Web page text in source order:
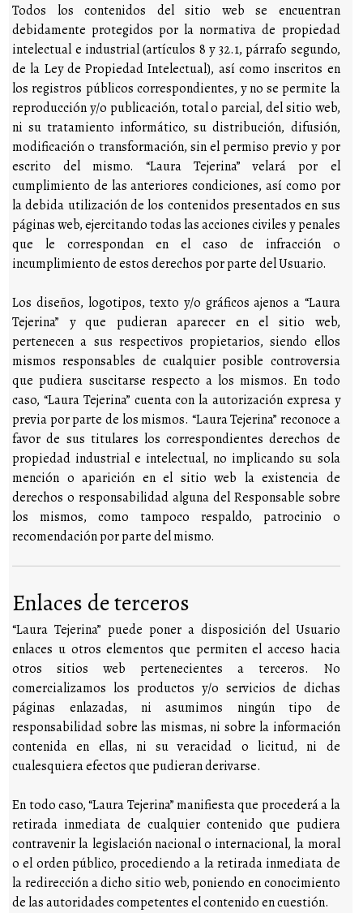
Todos los contenidos del sitio web se encuentran
debidamente protegidos por la normativa de propiedad
intelectual e industrial (artículos 8 y 32.1, párrafo segundo,
de la Ley de Propiedad Intelectual), así como inscritos en
los registros públicos correspondientes, y no se permite la
reproducción y/o publicación, total o parcial, del sitio web,
ni su tratamiento informático, su distribución, difusión,
modificación o transformación, sin el permiso previo y por
escrito del mismo. “Laura Tejerina” velará por el
cumplimiento de las anteriores condiciones, así como por
la debida utilización de los contenidos presentados en sus
páginas web, ejercitando todas las acciones civiles y penales
que le correspondan en el caso de infracción o
incumplimiento de estos derechos por parte del Usuario.
Los diseños, logotipos, texto y/o gráficos ajenos a “Laura
Tejerina” y que pudieran aparecer en el sitio web,
pertenecen a sus respectivos propietarios, siendo ellos
mismos responsables de cualquier posible controversia
que pudiera suscitarse respecto a los mismos. En todo
caso, “Laura Tejerina” cuenta con la autorización expresa y
previa por parte de los mismos. “Laura Tejerina” reconoce a
favor de sus titulares los correspondientes derechos de
propiedad industrial e intelectual, no implicando su sola
mención o aparición en el sitio web la existencia de
derechos o responsabilidad alguna del Responsable sobre
los mismos, como tampoco respaldo, patrocinio o
recomendación por parte del mismo.
Enlaces de terceros
“Laura Tejerina” puede poner a disposición del Usuario
enlaces u otros elementos que permiten el acceso hacia
otros sitios web pertenecientes a terceros. No
comercializamos los productos y/o servicios de dichas
páginas enlazadas, ni asumimos ningún tipo de
responsabilidad sobre las mismas, ni sobre la información
contenida en ellas, ni su veracidad o licitud, ni de
cualesquiera efectos que pudieran derivarse.
En todo caso, “Laura Tejerina” manifiesta que procederá a la
retirada inmediata de cualquier contenido que pudiera
contravenir la legislación nacional o internacional, la moral
o el orden público, procediendo a la retirada inmediata de
la redirección a dicho sitio web, poniendo en conocimiento
de las autoridades competentes el contenido en cuestión.